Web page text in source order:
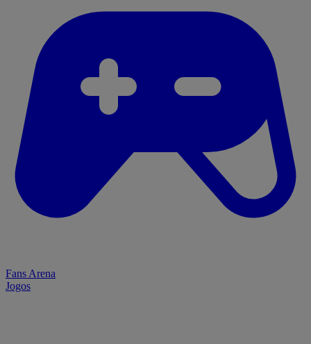
Fans Arena
Jogos